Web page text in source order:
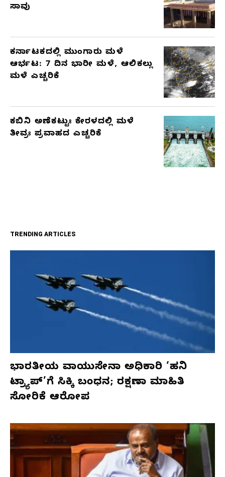
ಸಾವು
ಕರ್ನಾಟಕದಲ್ಲಿ ಮುಂಗಾರು ಮಳೆ
ಆರ್ಭಟ: 7 ದಿನ ಭಾರೀ ಮಳೆ, ಆಲಿಕಲ್ಲು
ಮಳೆ ಎಚ್ಚರಿಕೆ
ಕಬಿನಿ ಅಣೆಕಟ್ಟುಃ ಕೇರಳದಲ್ಲಿ ಮಳೆ
ತೀವ್ರಃ ಪ್ರವಾಹದ ಎಚ್ಚರಿಕೆ
TRENDING ARTICLES
ಭಾರತೀಯ ವಾಯುಸೇನಾ ಅಧಿಕಾರಿ ‘ಹನಿ
ಟ್ರ್ಯಾಪ್’ಗೆ ಸಿಕ್ಕಿ ಬಂಧನ; ರಕ್ಷಣಾ ಮಾಹಿತಿ
ಸೋರಿಕೆ ಆರೋಪ